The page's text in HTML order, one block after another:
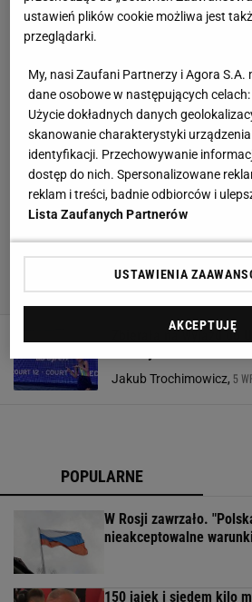
Zbierała na wyjazd do
Jakub Trochimowicz, 5
POPULARNE
W Rosji zawrzało.
nieakceptowalne
150 jajek i siedem kilo
ustawień plików cookie możliwa jest
przeglądarki.
My, nasi Zaufani Partnerzy i Agora
dane osobowe w następujących celach:
Użycie dokładnych danych
skanowanie charakterystyki
identyfikacji. Przechowywanie
dostęp do nich. Spersonalizowane
reklam i treści, badnie odbiorców i
Lista Zaufanych Partnerów
USTAWIENIA
AKCEPTUJĘ